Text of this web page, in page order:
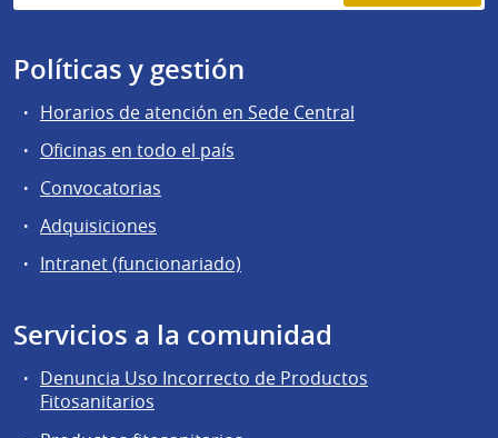
Políticas y gestión
Horarios de atención en Sede Central
Oficinas en todo el país
Convocatorias
Adquisiciones
Intranet (funcionariado)
Servicios a la comunidad
Denuncia Uso Incorrecto de Productos
Fitosanitarios